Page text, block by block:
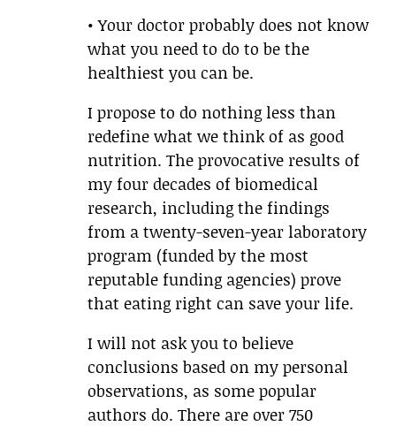
• Your doctor probably does not know
what you need to do to be the
healthiest you can be.
I propose to do nothing less than
redefine what we think of as good
nutrition. The provocative results of
my four decades of biomedical
research, including the findings
from a twenty-seven-year laboratory
program (funded by the most
reputable funding agencies) prove
that eating right can save your life.
I will not ask you to believe
conclusions based on my personal
observations, as some popular
authors do. There are over 750